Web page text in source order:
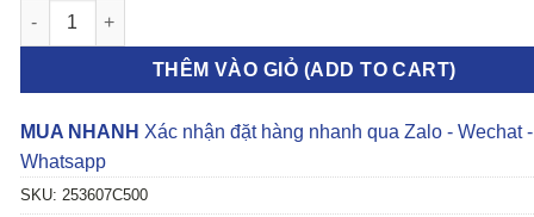
BÌNH NƯỚC PHỤ HYUNDAI HD160 | 253607C500 số lượng
THÊM VÀO GIỎ (ADD TO CART)
MUA NHANH Xác nhận đặt hàng nhanh qua Zalo - Wechat -
Whatsapp
SKU: 253607C500